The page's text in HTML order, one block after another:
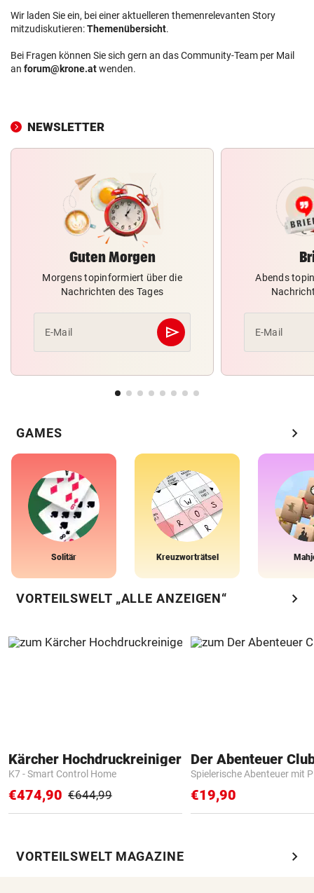
Wir laden Sie ein, bei einer aktuelleren themenrelevanten Story
mitzudiskutieren:Themenübersicht.
Bei Fragen können Sie sich gern an das Community-Team per Mail
an forum@krone.atwenden.
NEWSLETTER
Guten Morgen
Morgens topinformiert über die
Nachrichten des Tages
E-Mail send
Abschicken
Abends
E-Mail
GAMES chevron_right
Solitär Kreuzworträtsel
VORTEILSWELT „ALLE ANZEIGEN“ chevron_right
Kärcher Hochdruckreiniger
K7 - Smart Control Home
€474,90 €644,99
Der Abenteuer
Spielerische Abenteuer mit
€19,90
VORTEILSWELT MAGAZINE chevron_right